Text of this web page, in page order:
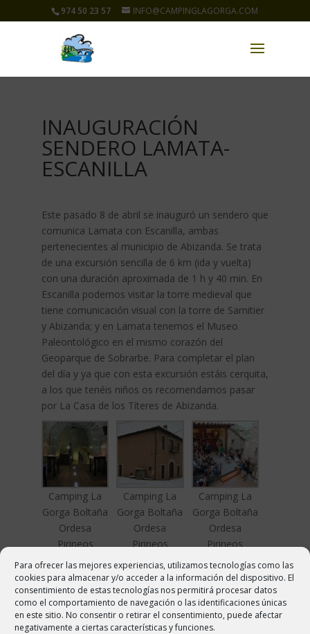
Para ofrecer las mejores experiencias, utilizamos tecnologías como las
cookies para almacenar y/o acceder a la información del dispositivo. El
consentimiento de estas tecnologías nos permitirá procesar datos
como el comportamiento de navegación o las identificaciones únicas
en este sitio. No consentir o retirar el consentimiento, puede afectar
negativamente a ciertas características y funciones.
974 50 23 57 INFO@CAMPINGLAGORGA.COM
INAUGURACIÓN
SENDERO LAMATA-
ESCANILLA
Este pasado 8 de abril se inauguró un sendero que
comunica Lamata con Escanilla, ambas
pertenecientes al municipio de Abizanda. Se trata
de una excursión sencilla de 6 km (ida y vuelta)
con una duración aproximada de 1 h y 40 min. En
Escanilla podemos visitar la torre medieval que
tiene comunicación visual con la torre de Samitier
y Abizanda; y en Lamata tenemos el Museo
Paleontológico en el mismo corazón del
Geoparque de Sobrarbe. Para completar el plan
del día y ya que con esta excursión estáis cerquita,
a los que tenéis niños os recomendamos pasar
por La Casa de los Títeres de Abizanda.
Camping La
Gorga Boltaña
Ordesa
Pirineos
Camping La
Gorga Boltaña
Ordesa
Pirineos
Camping La
Gorga Boltaña
Ordesa
Pirineos